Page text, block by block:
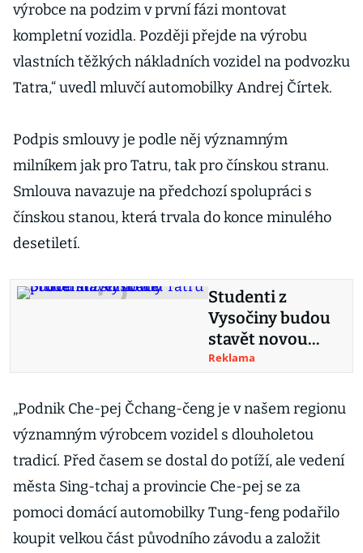
výrobce na podzim v první fázi montovat
kompletní vozidla. Později přejde na výrobu
vlastních těžkých nákladních vozidel na podvozku
Tatra,“ uvedl mluvčí automobilky Andrej Čírtek.
Podpis smlouvy je podle něj významným
milníkem jak pro Tatru, tak pro čínskou stranu.
Smlouva navazuje na předchozí spolupráci s
čínskou stanou, která trvala do konce minulého
desetiletí.
Studenti z
Vysočiny budou
stavět novou
Tatru pro tamní
Reklama
„Podnik Che-pej Čchang-čeng je v našem regionu
významným výrobcem vozidel s dlouholetou
tradicí. Před časem se dostal do potíží, ale vedení
města Sing-tchaj a provincie Che-pej se za
pomoci domácí automobilky Tung-feng podařilo
koupit velkou část původního závodu a založit